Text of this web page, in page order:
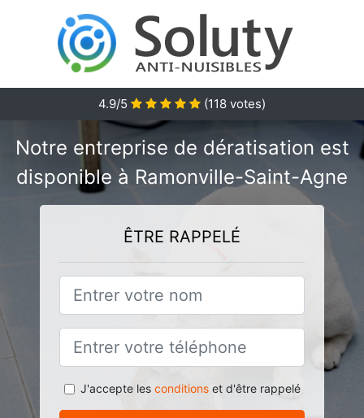
4.9/5 (118 votes)
Notre entreprise de dératisation est
disponible à Ramonville-Saint-Agne
ÊTRE RAPPELÉ
J'accepte les conditionset d'être rappelé